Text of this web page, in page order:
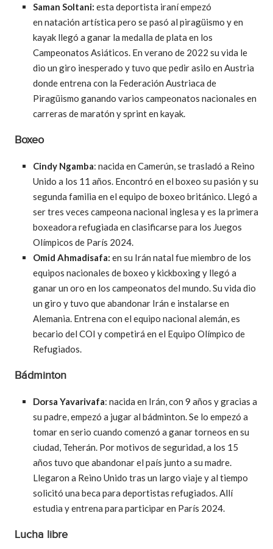
Saman Soltani: esta deportista iraní empezó
en natación artística pero se pasó al piragüismo y en
kayak llegó a ganar la medalla de plata en los
Campeonatos Asiáticos. En verano de 2022 su vida le
dio un giro inesperado y tuvo que pedir asilo en Austria
donde entrena con la Federación Austriaca de
Piragüismo ganando varios campeonatos nacionales en
carreras de maratón y sprint en kayak.
Boxeo
Cindy Ngamba: nacida en Camerún, se trasladó a Reino
Unido a los 11 años. Encontró en el boxeo su pasión y su
segunda familia en el equipo de boxeo británico. Llegó a
ser tres veces campeona nacional inglesa y es la primera
boxeadora refugiada en clasificarse para los Juegos
Olímpicos de París 2024.
Omid Ahmadisafa: en su Irán natal fue miembro de los
equipos nacionales de boxeo y kickboxing y llegó a
ganar un oro en los campeonatos del mundo. Su vida dio
un giro y tuvo que abandonar Irán e instalarse en
Alemania. Entrena con el equipo nacional alemán, es
becario del COI y competirá en el Equipo Olímpico de
Refugiados.
Bádminton
Dorsa Yavarivafa: nacida en Irán, con 9 años y gracias a
su padre, empezó a jugar al bádminton. Se lo empezó a
tomar en serio cuando comenzó a ganar torneos en su
ciudad, Teherán. Por motivos de seguridad, a los 15
años tuvo que abandonar el país junto a su madre.
Llegaron a Reino Unido tras un largo viaje y al tiempo
solicitó una beca para deportistas refugiados. Allí
estudia y entrena para participar en París 2024.
Lucha libre